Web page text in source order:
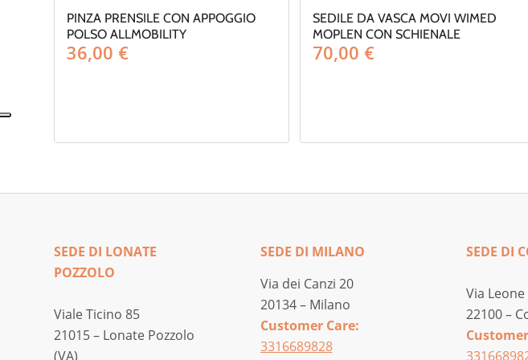
PINZA PRENSILE CON APPOGGIO
POLSO ALLMOBILITY
36,00 €
SEDILE DA VASCA MOVI WIMED
MOPLEN CON SCHIENALE
70,00 €
SEDE DI LONATE
POZZOLO
Viale Ticino 85
21015 – Lonate Pozzolo
(VA)
SEDE DI MILANO
Via dei Canzi 20
20134 – Milano
Customer Care:
3316689828
SEDE DI
Via
22100 –